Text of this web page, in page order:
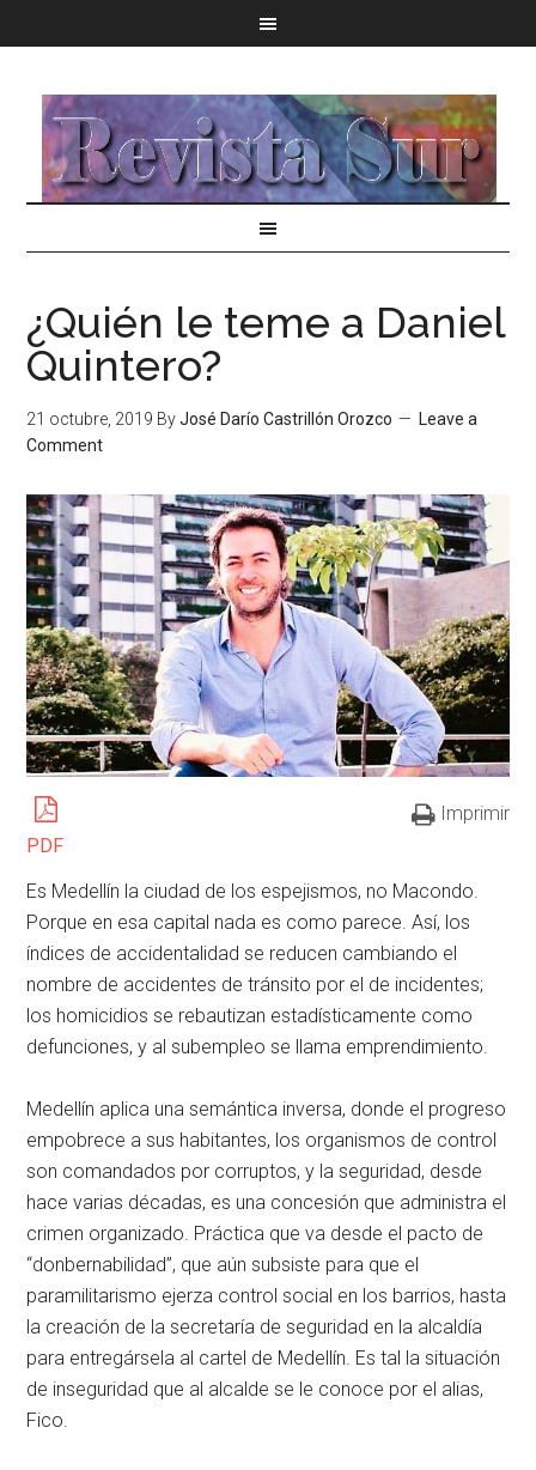
¿Quién le teme a Daniel
Quintero?
21 octubre, 2019 ByJosé Darío Castrillón Orozco
Leave a
Comment
PDF
Imprimir
Es Medellín la ciudad de los espejismos, no Macondo.
Porque en esa capital nada es como parece. Así, los
índices de accidentalidad se reducen cambiando el
nombre de accidentes de tránsito por el de incidentes;
los homicidios se rebautizan estadísticamente como
defunciones, y al subempleo se llama emprendimiento.
Medellín aplica una semántica inversa, donde el progreso
empobrece a sus habitantes, los organismos de control
son comandados por corruptos, y la seguridad, desde
hace varias décadas, es una concesión que administra el
crimen organizado. Práctica que va desde el pacto de
“donbernabilidad”, que aún subsiste para que el
paramilitarismo ejerza control social en los barrios, hasta
la creación de la secretaría de seguridad en la alcaldía
para entregársela al cartel de Medellín. Es tal la situación
de inseguridad que al alcalde se le conoce por el alias,
Fico.